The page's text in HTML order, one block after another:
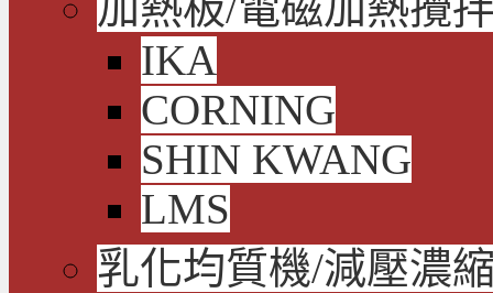
IKA
CORNING
SHIN KWANG
LMS
乳化均質機/減壓濃